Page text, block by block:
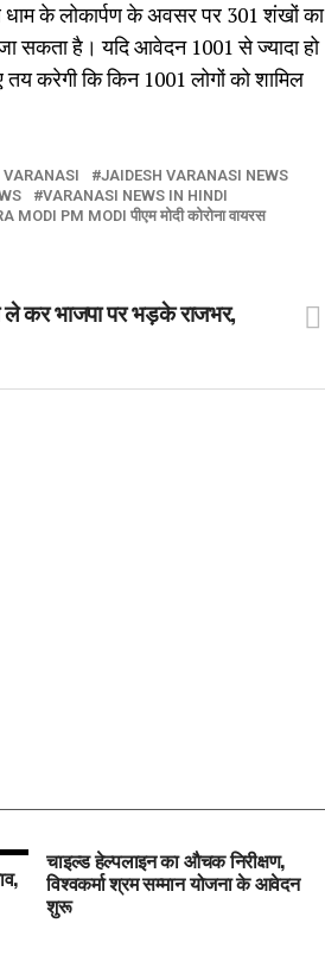
धाम के लोकार्पण के अवसर पर 301 शंखों का
सकता है। यदि आवेदन 1001 से ज्यादा हो
करेगी कि किन 1001 लोगों को शामिल
VARANASI
JAIDESH VARANASI NEWS
VARANASI NEWS IN HINDI
PM MODI पीएम मोदी कोरोना वायरस
कर भाजपा पर भड़के राजभर,
चाइल्ड हेल्पलाइन का औचक निरीक्षण,
विश्वकर्मा श्रम सम्मान योजना के आवेदन
शुरू